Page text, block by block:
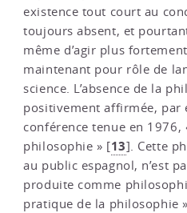
existence tout court au
toujours absent, et
même d’agir plus
maintenant pour rôle de
science. L’absence de la
positivement affirmée, par
conférence tenue en
philosophie » [13] . Cette
au public espagnol, n’est
produite comme
pratique de la philosophie »